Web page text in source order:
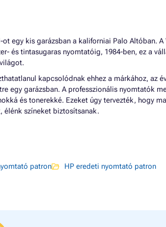
egy kis garázsban a kaliforniai Palo Altóban. A
és tintasugaras nyomtatóig, 1984-ben, ez a
kapcsolódnak ehhez a márkához, az
egy garázsban. A professzionális nyomtatók
és tonerekké. Ezeket úgy tervezték, hogy
élénk színeket biztosítsanak.
patron
HP eredeti nyomtató patron